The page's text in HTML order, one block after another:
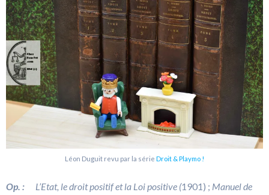
Léon Duguit revu par la série Droit & Playmo !
Op. : L’Etat, le droit positif et la Loi positive (1901) ; Manuel de